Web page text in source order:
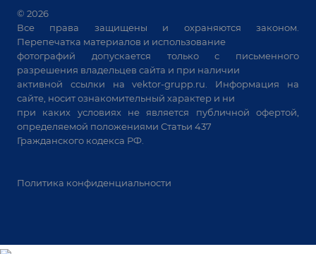
Машины контактной сварки
Универсальные зажимы
Системы аспирации
Станки лазерной резки
Решения для учебных заведений
© 2026
Все права защищены и охраняются законом.
Перепечатка материалов и использование
фотографий допускается только с письменного
разрешения владельцев сайта и при наличии
активной ссылки наvektor-grupp.ru . Информация на
сайте, носит ознакомительный характер и ни
при каких условиях не является публичной офертой,
определяемой положениями Статьи 437
Гражданского кодекса РФ.
Политика конфиденциальности